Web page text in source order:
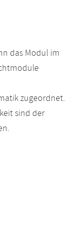
das Modul im
zugeordnet.
sind der